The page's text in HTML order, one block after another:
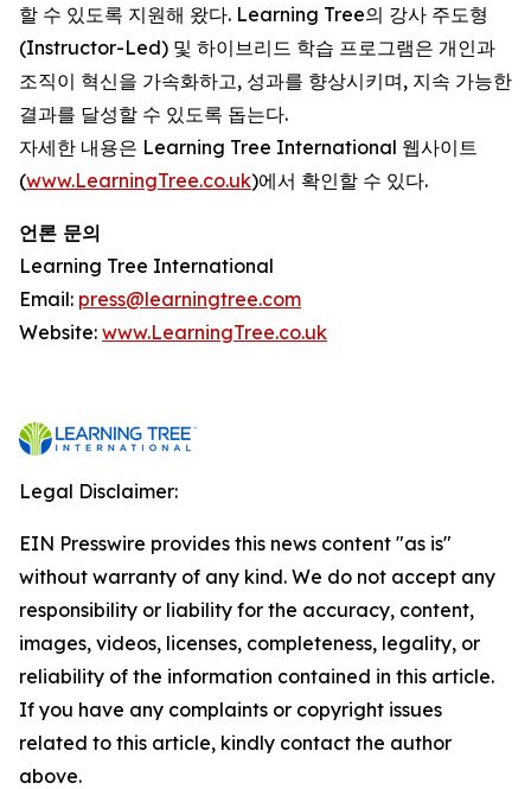
할 수 있도록 지원해 왔다. Learning Tree의 강사 주도형
(Instructor-Led) 및 하이브리드 학습 프로그램은 개인과
조직이 혁신을 가속화하고, 성과를 향상시키며, 지속 가능한
결과를 달성할 수 있도록 돕는다.
자세한 내용은 Learning Tree International 웹사이트
(www.LearningTree.co.uk)에서 확인할 수 있다.
언론 문의
Learning Tree International
Email: press@learningtree.com
Website: www.LearningTree.co.uk
Legal Disclaimer:
EIN Presswire provides this news content "as is"
without warranty of any kind. We do not accept any
responsibility or liability for the accuracy, content,
images, videos, licenses, completeness, legality, or
reliability of the information contained in this article.
If you have any complaints or copyright issues
related to this article, kindly contact the author
above.